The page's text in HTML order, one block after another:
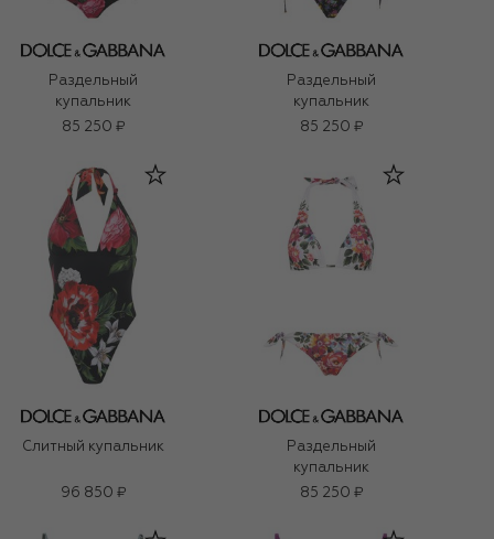
Раздельный
купальник
85 250 ₽
Раздельный
купальник
85 250 ₽
Слитный купальник
96 850 ₽
Раздельный
купальник
85 250 ₽